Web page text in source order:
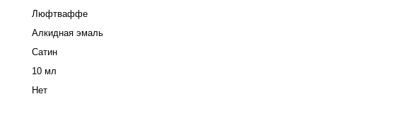
Люфтваффе
Алкидная эмаль
Сатин
10 мл
Нет